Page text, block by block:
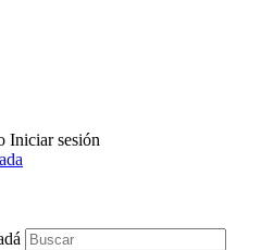
Iniciar sesión